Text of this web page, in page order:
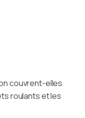
couvrent-elles
roulants et les